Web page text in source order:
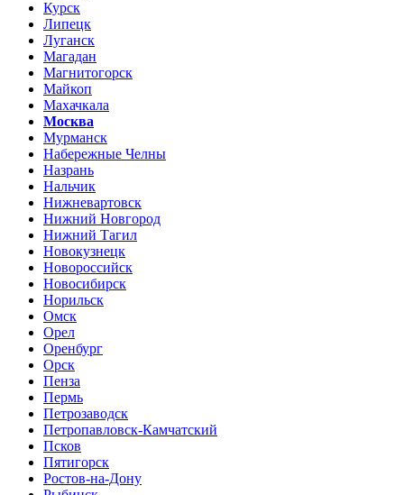
Курск
Липецк
Луганск
Магадан
Магнитогорск
Майкоп
Махачкала
Москва
Мурманск
Набережные Челны
Назрань
Нальчик
Нижневартовск
Нижний Новгород
Нижний Тагил
Новокузнецк
Новороссийск
Новосибирск
Норильск
Омск
Орел
Оренбург
Орск
Пенза
Пермь
Петрозаводск
Петропавловск-Камчатский
Псков
Пятигорск
Ростов-на-Дону